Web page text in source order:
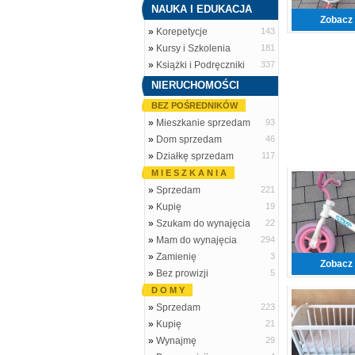
NAUKA I EDUKACJA
» Korepetycje 143
» Kursy i Szkolenia 181
» Książki i Podręczniki 337
NIERUCHOMOŚCI
BEZ POŚREDNIKÓW
» Mieszkanie sprzedam 93
» Dom sprzedam 46
» Działkę sprzedam
117
M I E S Z K A N I A
» Sprzedam 221
» Kupię 19
» Szukam do wynajęcia 22
» Mam do wynajęcia 294
» Zamienię 3
» Bez prowizji
5
D O M Y
» Sprzedam 223
» Kupię 21
» Wynajmę 29